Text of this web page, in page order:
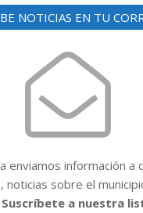
NOTICIAS EN TU
enviamos información a
noticias sobre el
Suscríbete a nuestra